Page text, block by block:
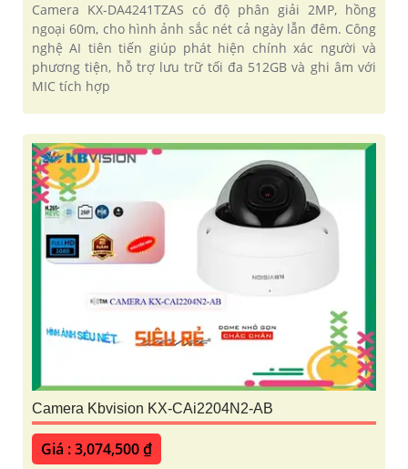
Camera KX-DA4241TZAS có độ phân giải 2MP, hồng
ngoại 60m, cho hình ảnh sắc nét cả ngày lẫn đêm. Công
nghệ AI tiên tiến giúp phát hiện chính xác người và
phương tiện, hỗ trợ lưu trữ tối đa 512GB và ghi âm với
MIC tích hợp
Camera Kbvision KX-CAi2204N2-AB
Giá : 3,074,500 ₫